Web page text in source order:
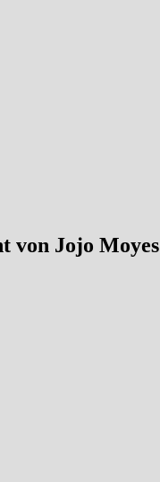
von Jojo Moyes